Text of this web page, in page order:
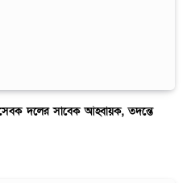
দলের সাবেক আহ্বায়ক, তদন্তে